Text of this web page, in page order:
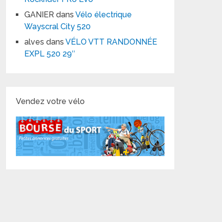
GANIER dansVélo électrique
Wayscral City 520
alves dansVÉLO VTT RANDONNÉE
EXPL 520 29″
Vendez votre vélo